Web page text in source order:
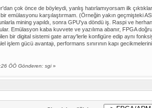
çok önce de böyleydi, yanlış hatırlamıyorsam ilk
emülasyonu karşılaştırmam. (Örneğin yakın geçmişteki
mining yapıldı, sonra GPU'ya döndü iş. Raspi ve
Emülasyon kaba kuvvete ve yazılıma abanır, FPGA
bir digital sistemi gate array'lerle konfigüre edip aynı
işlem gücü avantajı, performans sınırının kapı
ÖÖ Gönderen: sgi»